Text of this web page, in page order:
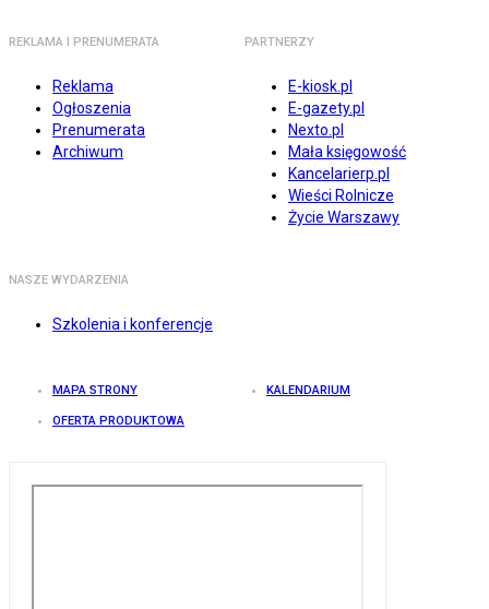
REKLAMA I PRENUMERATA
Reklama
Ogłoszenia
Prenumerata
Archiwum
PARTNERZY
E-kiosk.pl
E-gazety.pl
Nexto.pl
Mała księgowość
Kancelarierp.pl
Wieści Rolnicze
Życie Warszawy
NASZE WYDARZENIA
Szkolenia i konferencje
MAPA STRONY KALENDARIUM
OFERTA PRODUKTOWA